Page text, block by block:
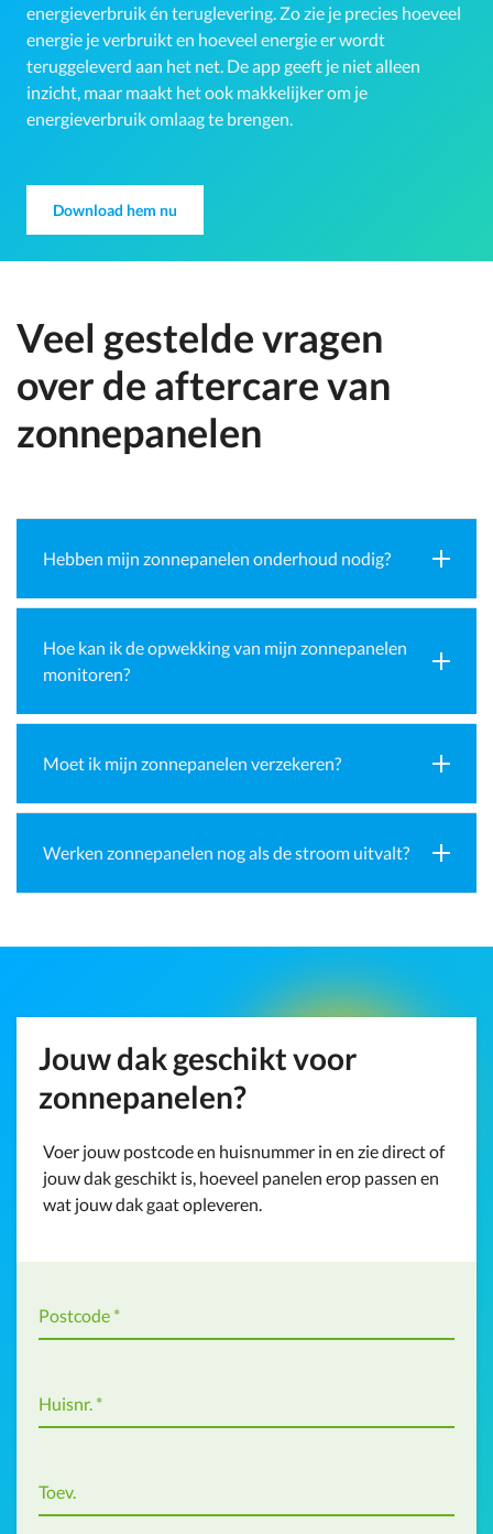
energieverbruik én teruglevering. Zo zie je precies hoeveel
energie je verbruikt en hoeveel energie er wordt
teruggeleverd aan het net. De app geeft je niet alleen
inzicht, maar maakt het ook makkelijker om je
energieverbruik omlaag te brengen.
Download hem nu
Veel gestelde vragen
over de aftercare van
zonnepanelen
Hebben mijn zonnepanelen onderhoud nodig?
Hoe kan ik de opwekking van mijn zonnepanelen
monitoren?
Moet ik mijn zonnepanelen verzekeren?
Werken zonnepanelen nog als de stroom uitvalt?
Jouw dak geschikt voor
zonnepanelen?
Voer jouw postcode en huisnummer in en zie direct of
jouw dak geschikt is, hoeveel panelen erop passen en
wat jouw dak gaat opleveren.
Postcode *
Huisnr. *
Toev.